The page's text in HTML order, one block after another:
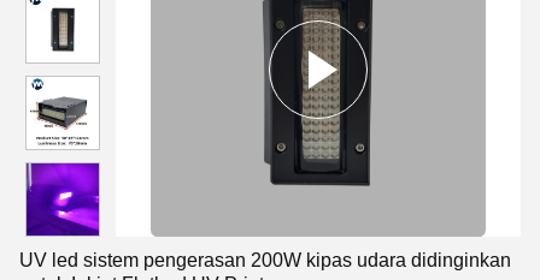
UV led sistem pengerasan 200W kipas udara didinginkan